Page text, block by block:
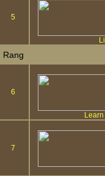
5
Rang
6
7